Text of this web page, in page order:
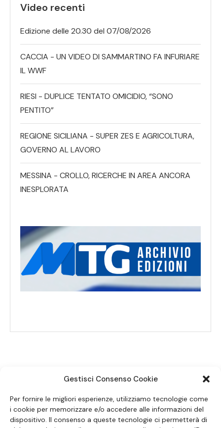
Gestisci Consenso Cookie
Per fornire le migliori esperienze, utilizziamo tecnologie come
i cookie per memorizzare e/o accedere alle informazioni del
dispositivo. Il consenso a queste tecnologie ci permetterà di
Video recenti
Edizione delle 20.30 del 07/08/2026
CACCIA - UN VIDEO DI SAMMARTINO FA INFURIARE
IL WWF
RIESI - DUPLICE TENTATO OMICIDIO, “SONO
PENTITO”
REGIONE SICILIANA - SUPER ZES E AGRICOLTURA,
GOVERNO AL LAVORO
MESSINA - CROLLO, RICERCHE IN AREA ANCORA
INESPLORATA
SEGUICI SUI SOCIAL